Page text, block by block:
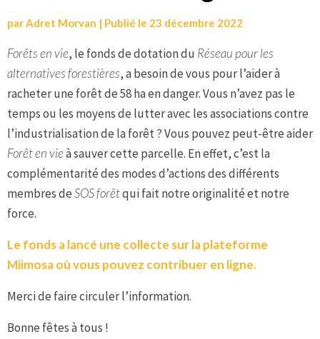
parAdret Morvan | Publié le 23 décembre 2022
Forêts en vie, le fonds de dotation du Réseau pour les
alternatives forestières, a besoin de vous pour l’aider à
racheter une forêt de 58 ha en danger. Vous n’avez pas le
temps ou les moyens de lutter avec les associations contre
l’industrialisation de la forêt ? Vous pouvez peut-être aider
Forêt en vieà sauver cette parcelle. En effet, c’est la
complémentarité des modes d’actions des différents
membres deSOS forêtqui fait notre originalité et notre
force.
Le fonds a lancé une collecte sur la plateforme
Miimosa où vous pouvez contribuer en ligne.
Merci de faire circuler l’information.
Bonne fêtes à tous !